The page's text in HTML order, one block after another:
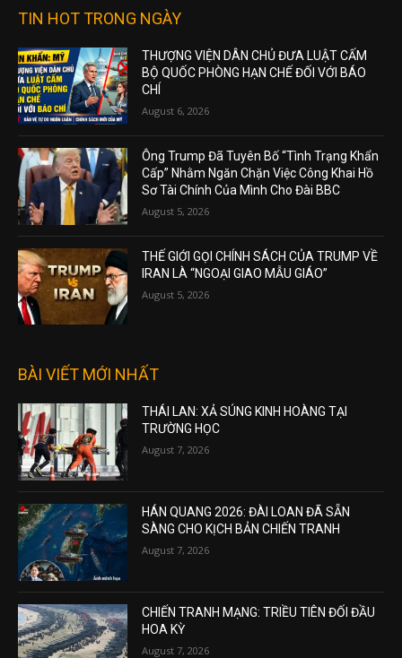
TIN HOT TRONG NGÀY
THƯỢNG VIỆN DÂN CHỦ ĐƯA LUẬT CẤM
BỘ QUỐC PHÒNG HẠN CHẾ ĐỐI VỚI BÁO
CHÍ
August 6, 2026
Ông Trump Đã Tuyên Bố “Tình Trạng Khẩn
Cấp” Nhằm Ngăn Chặn Việc Công Khai Hồ
Sơ Tài Chính Của Mình Cho Đài BBC
August 5, 2026
THẾ GIỚI GỌI CHÍNH SÁCH CỦA TRUMP VỀ
IRAN LÀ “NGOẠI GIAO MẪU GIÁO”
August 5, 2026
BÀI VIẾT MỚI NHẤT
THÁI LAN: XẢ SÚNG KINH HOÀNG TẠI
TRƯỜNG HỌC
August 7, 2026
HÁN QUANG 2026: ĐÀI LOAN ĐÃ SẴN
SÀNG CHO KỊCH BẢN CHIẾN TRANH
August 7, 2026
CHIẾN TRANH MẠNG: TRIỀU TIÊN ĐỐI ĐẦU
HOA KỲ
August 7, 2026